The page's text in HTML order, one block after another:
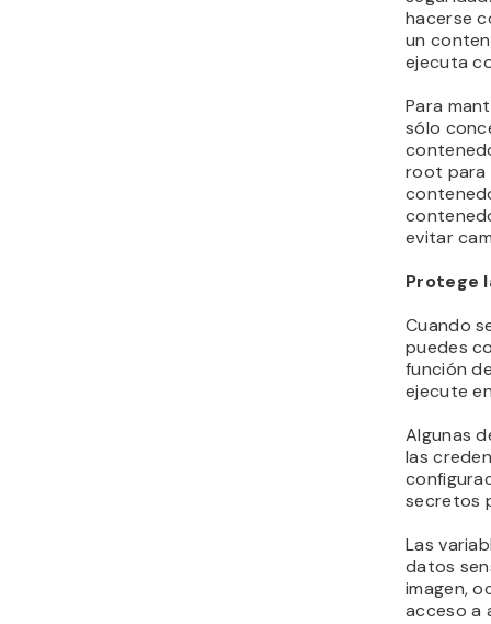
hacerse
un
ejecuta
Para
sólo
root para
evitar
Protege
Cuando
puedes
función
ejecute
Algunas
las
secretos
Las
datos
imagen,
acceso a